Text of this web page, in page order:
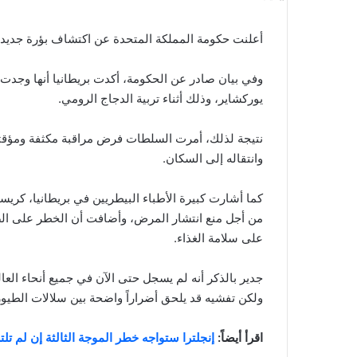
أعلنت حكومة المملكة المتحدة عن اكتشاف بؤرة
يوركشاير، وذلك أثناء تربية الدجاج الرومي.
نتيجة لذلك، أمرت السلطات فرض مراقبة مكثفة
وانتقاله إلى السكان.
من أجل منع انتشار المرض، وأضافت أن الخطر على
على سلامة الغذاء.
ولكن تفشيه قد يلحق أضراراً واضحة بين سلالات
اقرأ أيضاً: إنجلترا ستواجه خطر الموجة الثالثة إن لم